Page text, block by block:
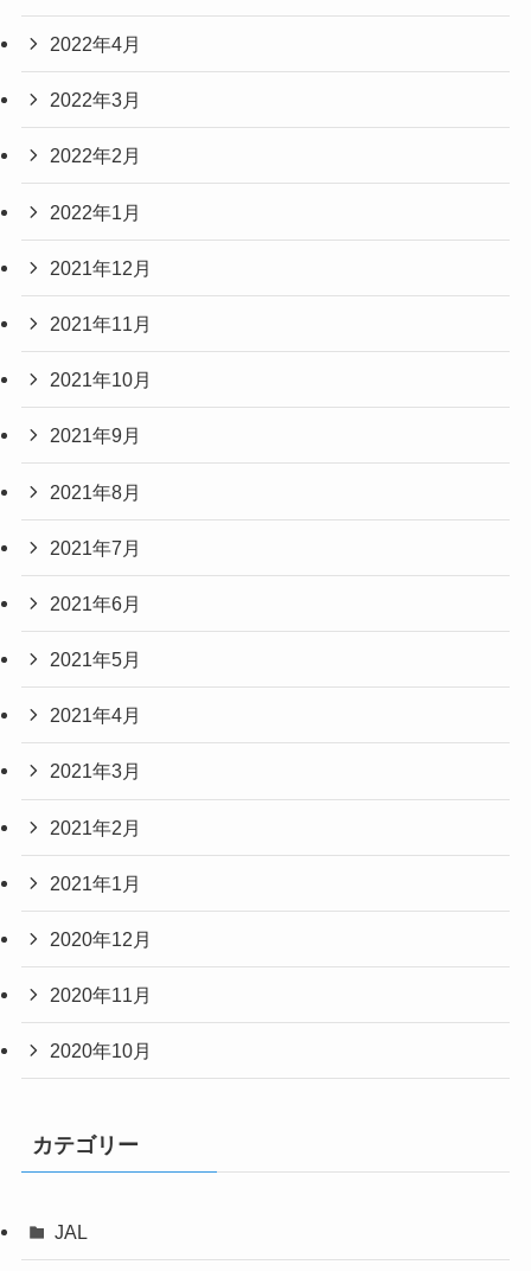
2022年4月
2022年3月
2022年2月
2022年1月
2021年12月
2021年11月
2021年10月
2021年9月
2021年8月
2021年7月
2021年6月
2021年5月
2021年4月
2021年3月
2021年2月
2021年1月
2020年12月
2020年11月
2020年10月
カテゴリー
JAL